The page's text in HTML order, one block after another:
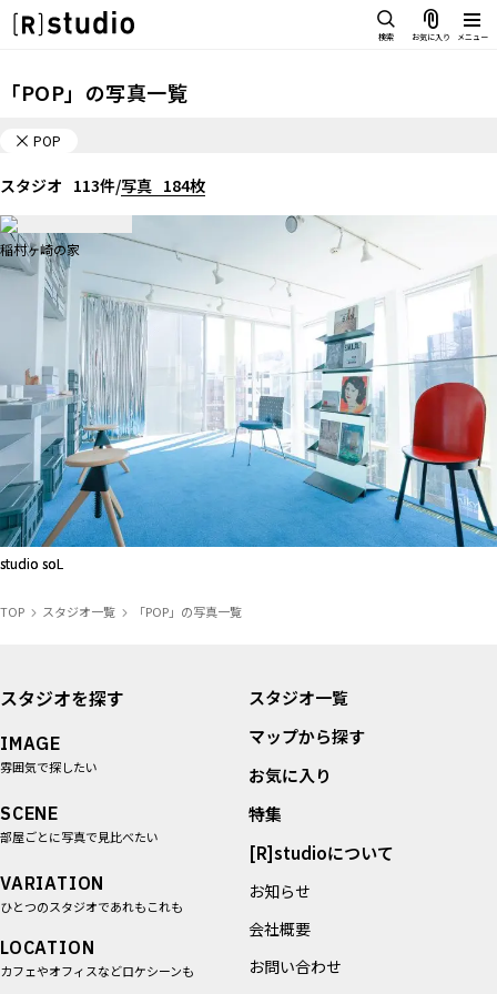
検索 お気に入り メニュー
IMAGE
雰囲気で探したい
SCENE
部屋ごとに写真で見比べたい
VARIATION
ひとつのスタジオであれもこれも
LOCATION
カフェやオフィスなどロケシーンも
SIZE&PRICE
広さと利用料金で探す
ALL FILTER
すべての選択肢からスタジオを探す
スタジオを探す
雰囲気で探したい
VARIATION
LOCATION
カフェやオフィスなどロケシーンも
SIZE&PRICE
広さと利用料金で探す
ALL FILTER
すべての選択肢からスタジオを探す
スタジオ一覧
マップから探す
お気に入り
[R]studioについて
会社概要
お問い合わせ
掲載のお問い合わせ
「POP」の写真一覧
POP
スタジオ 113件/写真 184枚
The Color Loft
studio soL
studio soL
稲村ヶ崎の家
前へ 6 7
POP
色✕柄、さまざまな要素がミックスされた、カラフルポップで色鮮やかな空間。キュート
なガーリーテイスト、おもちゃ箱みたいなごちゃっと感、レトロポップなどいろんなカワ
イイ空間が集められています。
すべて表示 (
TOP スタジオ一覧 「POP」の写真一覧
スタジオを探す
IMAGE
雰囲気で探したい
SCENE
部屋ごとに写真で見比べたい
VARIATION
ひとつのスタジオであれもこれも
LOCATION
カフェやオフィスなどロケシーンも
スタジオ一覧
マップから探す
お気に入り
特集
[R]studioについて
お知らせ
会社概要
お問い合わせ